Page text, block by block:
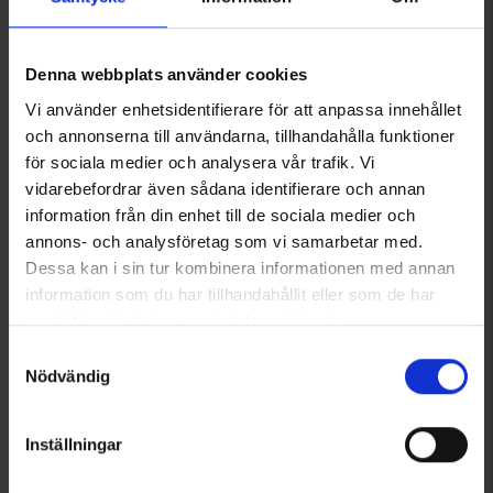
Denna webbplats använder cookies
Vi använder enhetsidentifierare för att anpassa innehållet
och annonserna till användarna, tillhandahålla funktioner
för sociala medier och analysera vår trafik. Vi
vidarebefordrar även sådana identifierare och annan
information från din enhet till de sociala medier och
annons- och analysföretag som vi samarbetar med.
Dessa kan i sin tur kombinera informationen med annan
information som du har tillhandahållit eller som de har
samlat in när du har använt deras tjänster.
Nödvändig
Inställningar
Stretchbälte
Från66 kr
Coolmaxstrumpor
Från66 kr
Liknande produkter
3743 Betyg: